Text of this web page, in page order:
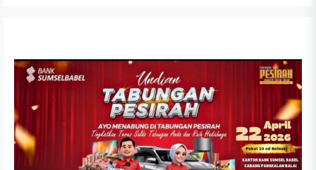
APRIL 6, 2026
RDP Komisi II DPRD Kabupaten Banyuasin Tekankan
Kepatuhan Regulasi Perusahaan SCR
FEBRUARI 26, 2026
Anggaran Dipangkas, DPRD Banyuasin Tetap